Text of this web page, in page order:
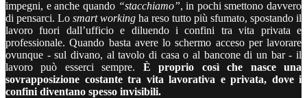
impegni, e anche quando “stacchiamo”, in pochi smettono davvero
di pensarci. Lo smart working ha reso tutto più sfumato, spostando il
lavoro fuori dall’ufficio e diluendo i confini tra vita privata e
professionale. Quando basta avere lo schermo acceso per lavorare
ovunque - sul divano, al tavolo di casa o al bancone di un bar - il
lavoro può esserci sempre. È proprio così che nasce una
sovrapposizione costante tra vita lavorativa e privata, dove i
confini diventano spesso invisibili.